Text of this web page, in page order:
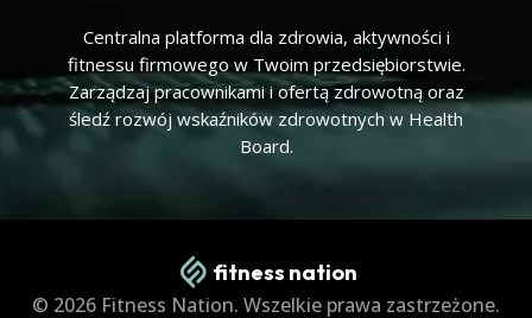
Centralna platforma dla zdrowia, aktywności i
fitnessu firmowego w Twoim przedsiębiorstwie.
Zarządzaj pracownikami i ofertą zdrowotną oraz
śledź rozwój wskaźników zdrowotnych w Health
Board.
fitness nation
© 2026 Fitness Nation. Wszelkie prawa zastrzeżone.